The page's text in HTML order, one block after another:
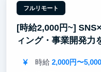
め、将来起業したい方
業界を志望する方に最
ームのマネジメントや
任せします。
フルリモート
[時給2,000円~]
ィング・事業開発力
時給 2,000円〜